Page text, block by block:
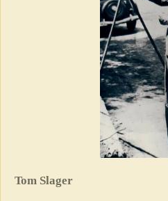
Tom Slager